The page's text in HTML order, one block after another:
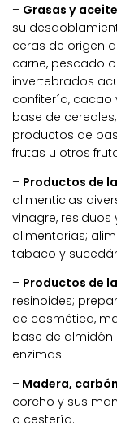
– Grasas y
su
ceras de origen
carne, pescado
invertebrados
confitería, cacao
base de
productos de
frutas u otros
– Productos de
alimenticias
vinagre,
alimentarias;
tabaco y
– Productos de
resinoides;
de cosmética,
base de almidón
enzimas.
– Madera,
corcho y sus
o cestería.